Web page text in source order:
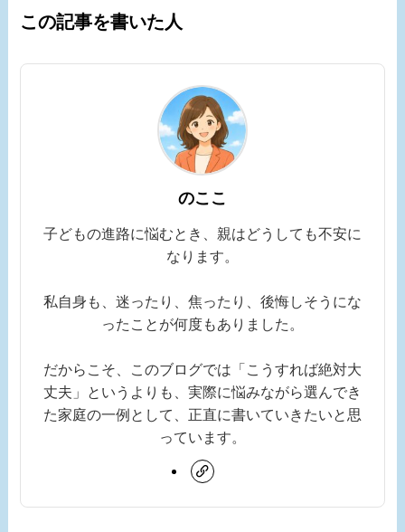
この記事を書いた人
のここ
子どもの進路に悩むとき、親はどうしても不安に
なります。
私自身も、迷ったり、焦ったり、後悔しそうにな
ったことが何度もありました。
だからこそ、このブログでは「こうすれば絶対大
丈夫」というよりも、実際に悩みながら選んでき
た家庭の一例として、正直に書いていきたいと思
っています。